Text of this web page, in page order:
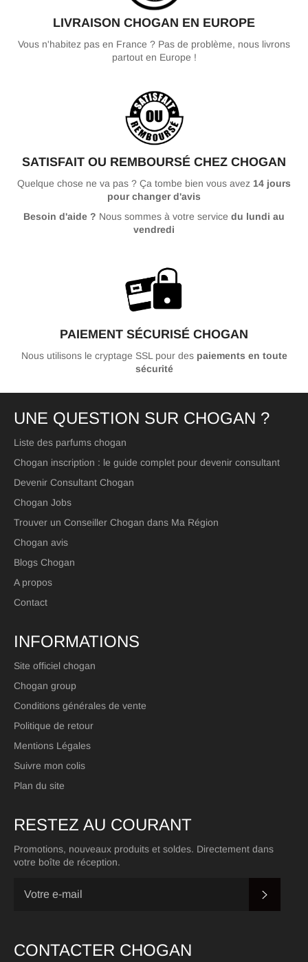
LIVRAISON CHOGAN EN EUROPE
Vous n'habitez pas en France ? Pas de problème, nous livrons
partout en Europe !
SATISFAIT OU REMBOURSÉ CHEZ CHOGAN
Quelque chose ne va pas ? Ça tombe bien vous avez 14 jours
pour changer d'avis
Besoin d'aide ? Nous sommes à votre service du lundi au
vendredi
PAIEMENT SÉCURISÉ CHOGAN
Nous utilisons le cryptage SSL pour des paiements en toute
sécurité
UNE QUESTION SUR CHOGAN ?
Liste des parfums chogan
Chogan inscription : le guide complet pour devenir consultant
Devenir Consultant Chogan
Chogan Jobs
Trouver un Conseiller Chogan dans Ma Région
Chogan avis
Blogs Chogan
A propos
Contact
INFORMATIONS
Site officiel chogan
Chogan group
Conditions générales de vente
Politique de retour
Mentions Légales
Suivre mon colis
Plan du site
RESTEZ AU COURANT
Promotions, nouveaux produits et soldes. Directement dans
votre boîte de réception.
CONTACTER CHOGAN